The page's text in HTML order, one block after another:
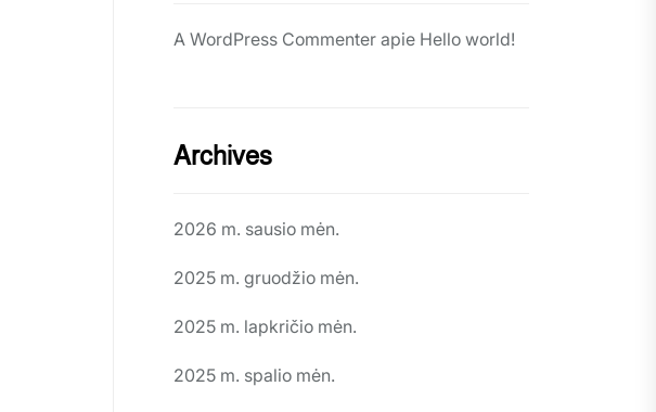
A WordPress Commenter apie Hello world!
Archives
2026 m. sausio mėn.
2025 m. gruodžio mėn.
2025 m. lapkričio mėn.
2025 m. spalio mėn.